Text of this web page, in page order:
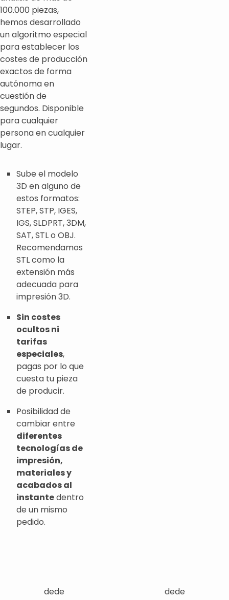
100.000 piezas,
hemos desarrollado
un algoritmo especial
para establecer los
costes de producción
exactos de forma
autónoma en
cuestión de
segundos. Disponible
para cualquier
persona en cualquier
lugar.
Sube el modelo
3D en alguno de
estos formatos:
STEP, STP, IGES,
IGS, SLDPRT, 3DM,
SAT, STL o OBJ.
Recomendamos
STL como la
extensión más
adecuada para
impresión 3D.
Sin costes
ocultos ni
tarifas
especiales,
pagas por lo que
cuesta tu pieza
de producir.
Posibilidad de
cambiar entre
diferentes
tecnologías de
impresión,
materiales y
acabados al
instantedentro
de un mismo
pedido.
dede dede